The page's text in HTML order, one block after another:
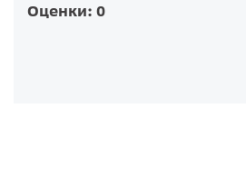
Оценки: 0